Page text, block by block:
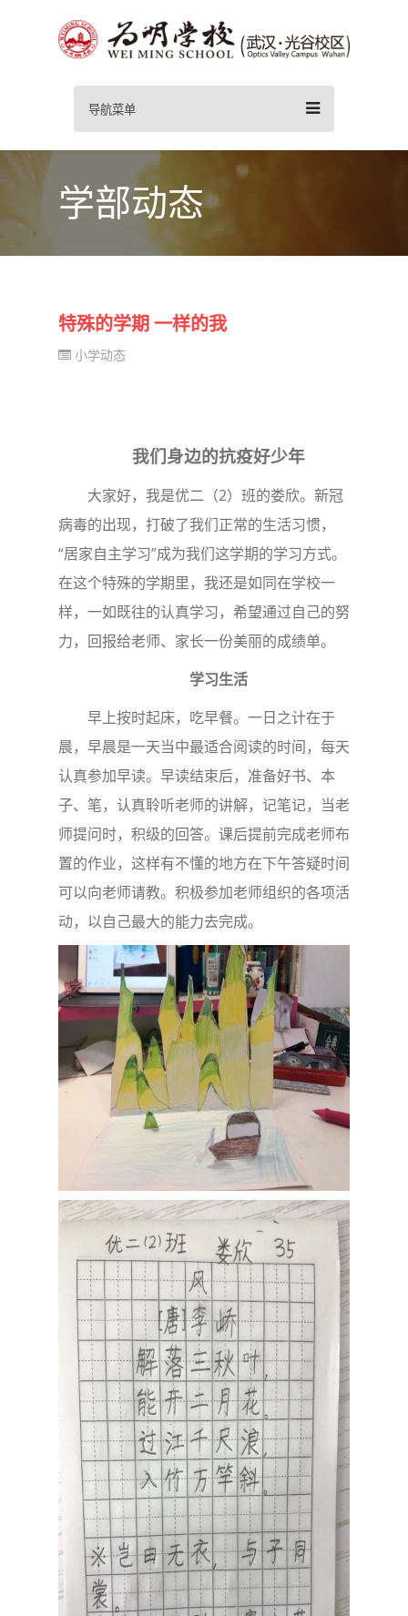
导航菜单
学部动态
特殊的学期 一样的我
小学动态
我们身边的抗疫好少年
大家好，我是优二（2）班的娄欣。新冠
病毒的出现，打破了我们正常的生活习惯，
“居家自主学习”成为我们这学期的学习方式。
在这个特殊的学期里，我还是如同在学校一
样，一如既往的认真学习，希望通过自己的努
力，回报给老师、家长一份美丽的成绩单。
学习生活
早上按时起床，吃早餐。一日之计在于
晨，早晨是一天当中最适合阅读的时间，每天
认真参加早读。早读结束后，准备好书、本
子、笔，认真聆听老师的讲解，记笔记，当老
师提问时，积级的回答。课后提前完成老师布
置的作业，这样有不懂的地方在下午答疑时间
可以向老师请教。积极参加老师组织的各项活
动，以自己最大的能力去完成。